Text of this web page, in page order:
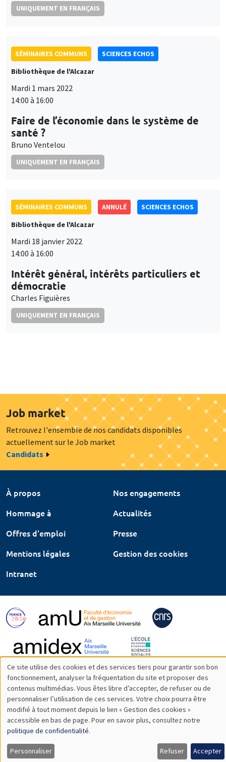
UNIQUEMENT EN FRANÇAIS
SÉMINAIRES COMMUNS
SCIENCES ECHOS
Bibliothèque de l'Alcazar
Mardi 1 mars 2022
14:00 à 16:00
Faire de l’économie dans le système de
santé ?
Bruno Ventelou
UNIQUEMENT EN FRANÇAIS
SÉMINAIRES COMMUNS ANNULÉ
SCIENCES ECHOS
Bibliothèque de l'Alcazar
Mardi 18 janvier 2022
14:00 à 16:00
Intérêt général, intérêts particuliers et
démocratie
Charles Figuières
UNIQUEMENT EN FRANÇAIS
Job market
Retrouvez l'ensemble de nos candidats disponibles
actuellement sur le Job market
Candidats
À propos
Nos engagements
Hommage à
Actualités
Offres d'emploi
Presse
Mentions légales
Gestion des cookies
Intranet
Utilisation
des
données
personnelles
et
Ce site utilise des cookies et des services tiers pour garantir son bon
fonctionnement, analyser la fréquentation du site et proposer des
contenus multimédias. Vous êtes libre d’accepter, de refuser ou de
personnaliser l’utilisation de ces services. Votre choix pourra être
modifié à tout moment depuis le lien « Gestion des cookies »
accessible en bas de page. Pour en savoir plus, consultez notre
politique de confidentialité.
Personnaliser Refuser Accepter